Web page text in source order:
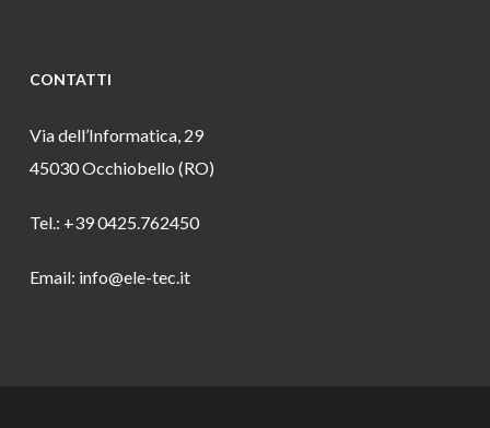
CONTATTI
Via dell’Informatica, 29
45030 Occhiobello (RO)
Tel.: +39 0425.762450
Email: info@ele-tec.it